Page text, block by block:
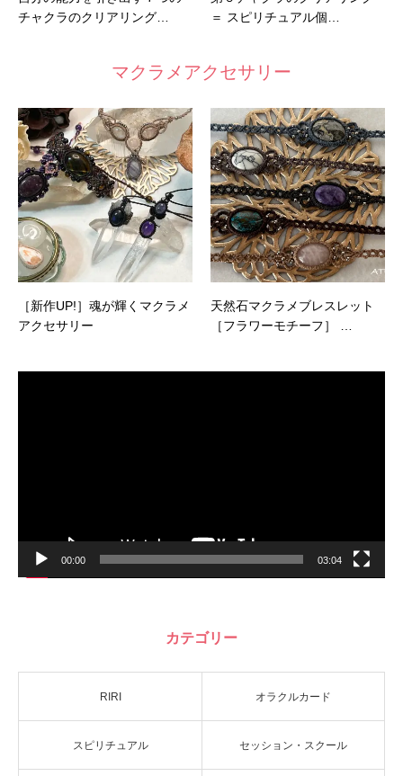
チャクラのクリアリング…
＝ スピリチュアル個…
マクラメアクセサリー
［新作UP!］魂が輝くマクラメ
アクセサリー
天然石マクラメブレスレット
［フラワーモチーフ］ …
動
00:00 03:04
カテゴリー
RIRI オラクルカード
スピリチュアル セッション・スクール